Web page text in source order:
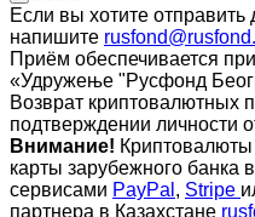
Если вы хотите отправить
напишите
Приём обеспечивается
«Удружење "Русфонд
Возврат криптовалютных
подтверждении личности
Внимание! Криптовалюты
карты зарубежного банка
сервисами PayPal , Stripe
партнера в Казахстане